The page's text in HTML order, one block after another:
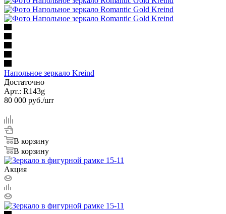
Напольное зеркало Kreind
Достаточно
Арт.: R143g
80 000 руб./шт
В корзину
В корзину
Акция